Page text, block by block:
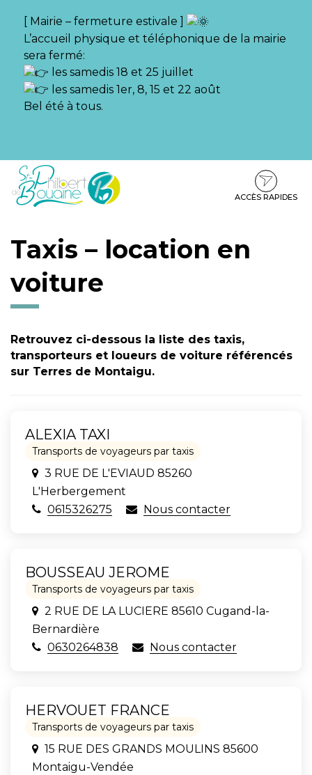
[ Mairie – fermeture estivale ]
L’accueil physique et téléphonique de la mairie
sera fermé:
les samedis 18 et 25 juillet
les samedis 1er, 8, 15 et 22 août
Bel été à tous.
Aller
Aller
contenu
Aller
pied
ACCÈS RAPIDES
Taxis – location en
voiture
Retrouvez ci-dessous la liste des taxis,
transporteurs et loueurs de voiture référencés
sur Terres de Montaigu.
ALEXIA TAXI
Transports de voyageurs par taxis
3 RUE DE L'EVIAUD 85260
L'Herbergement
0615326275
Nous contacter
BOUSSEAU JEROME
Transports de voyageurs par taxis
2 RUE DE LA LUCIERE 85610 Cugand-la-
Bernardière
0630264838
Nous contacter
HERVOUET FRANCE
Transports de voyageurs par taxis
15 RUE DES GRANDS MOULINS 85600
Montaigu-Vendée